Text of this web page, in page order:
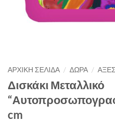
ΑΡΧΙΚΉ ΣΕΛΊΔΑ / ΔΩΡΑ /
Δισκάκι Μεταλλικό
cm